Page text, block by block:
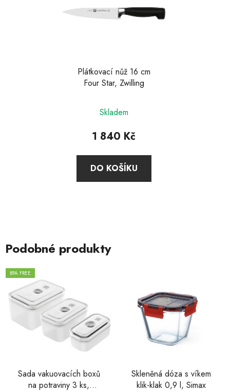
Plátkovací nůž 16 cm
Four Star, Zwilling
Skladem
1 840 Kč
DO KOŠÍKU
Podobné produkty
BPA FREE
Sada vakuovacích boxů
na potraviny 3 ks,
Skleněná dóza s víkem
klik-klak 0,9 l, Simax